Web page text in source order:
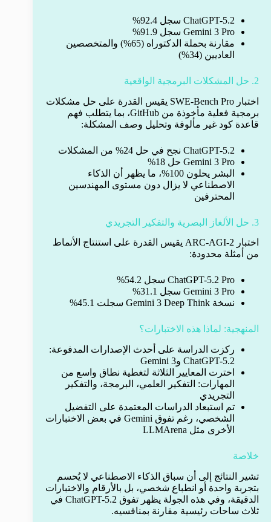
ChatGPT-5.2 سجل 92.4%
Gemini 3 Pro سجل 91.9%
مقارنة بحملة الدكتوراه (65%) والمتخصصين
العاديين (34%)
2. حل المشكلات البرمجية الواقعية
اختبار SWE-Bench Pro يقيس القدرة على حل مشكلات
برمجية فعلية مأخوذة من GitHub، بما يتطلب فهم
قاعدة كود غير مألوفة وتحليل وصف المشكلة:
ChatGPT-5.2 نجح في حل 24% من المشكلات
Gemini 3 Pro حل 18%
البشر يحلون 100%، ما يظهر أن الذكاء
الاصطناعي لا يزال دون مستوى المهندسين
المحترفين
3. حل الألغاز البصرية والتفكير التجريدي
اختبار ARC-AGI-2 يقيس القدرة على استنتاج الأنماط
من أمثلة محدودة:
ChatGPT-5.2 Pro سجل 54.2%
Gemini 3 Pro سجل 31.1%
نسخة Gemini 3 Deep Think سجلت 45.1%
المنهجية: لماذا هذه الاختبارات؟
ركزت الدراسة على أحدث الإصدارات المدفوعة:
ChatGPT-5.2 وGemini 3
اخترت المعايير الثلاثة لتغطية نطاق واسع من
المهارات: التفكير العلمي، البرمجة، والتفكير
التجريدي
تم استبعاد الدراسات المعتمدة على التفضيل
الشخصي، رغم تفوق Gemini في بعض الاختبارات
الأخرى مثل LLMArena
خلاصة
تشير النتائج إلى أن سباق الذكاء الاصطناعي لا يُحسم
بتجربة واحدة أو انطباع شخصي، بل بالأرقام والاختبارات
الدقيقة، وفي هذه الجولة يظهر تفوق ChatGPT-5.2 في
ثلاث ساحات رئيسية مقارنة بمنافسيه.